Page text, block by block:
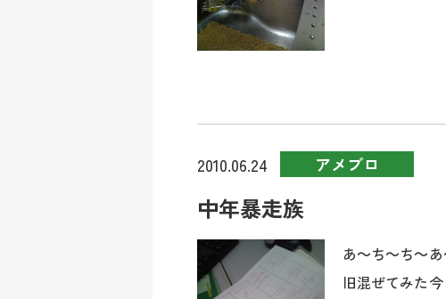
2010.06.24 アメブロ
中年暴走族
あ～ち～ち～
旧混ぜてみた